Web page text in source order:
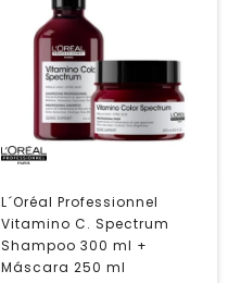
L´Oréal Professionnel
Vitamino C. Spectrum
Shampoo 300 ml +
Máscara 250 ml